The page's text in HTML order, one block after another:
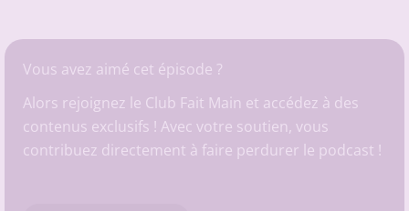
Vous avez aimé cet épisode ?
Alors rejoignez le Club Fait Main et accédez à des
contenus exclusifs ! Avec votre soutien, vous
contribuez directement à faire perdurer le podcast !